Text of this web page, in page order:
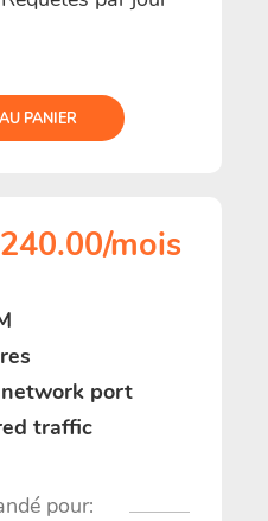
PANIER
mois
port
traffic
pour: